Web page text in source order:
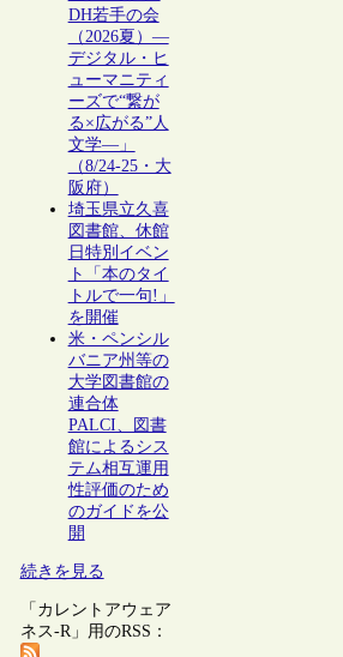
DH若手の会
（2026夏）―
デジタル・ヒ
ューマニティ
ーズで“繋が
る×広がる”人
文学―」
（8/24-25・大
阪府）
埼玉県立久喜
図書館、休館
日特別イベン
ト「本のタイ
トルで一句!」
を開催
米・ペンシル
バニア州等の
大学図書館の
連合体
PALCI、図書
館によるシス
テム相互運用
性評価のため
のガイドを公
開
続きを見る
「カレントアウェア
ネス-R」用のRSS：